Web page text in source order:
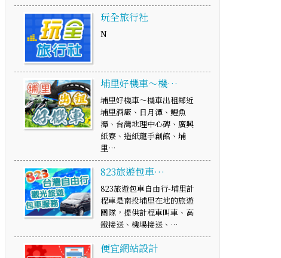
玩全旅行社
N
埔里好機車～機…
埔里好機車～機車出租鄰近
埔里酒廠、日月潭、鯉魚
潭、台灣地理中心碑、廣興
紙寮、造紙龍手創館、埔
里…
823旅遊包車…
823旅遊包車自由行-埔里計
程車是南投埔里在地的旅遊
團隊，提供計程車叫車、高
鐵接送、機場接送、…
便宜網站設計